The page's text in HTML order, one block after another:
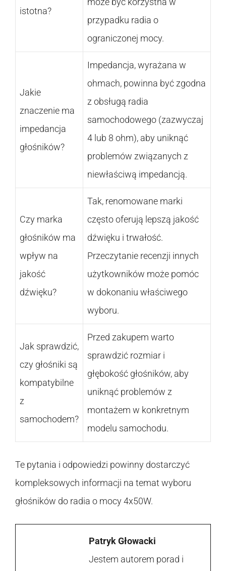
istotna?
przypadku radia o
ograniczonej mocy.
Jakie
znaczenie ma
impedancja
głośników?
Impedancja, wyrażana w
ohmach, powinna być zgodna
z obsługą radia
samochodowego (zazwyczaj
4 lub 8 ohm), aby uniknąć
problemów związanych z
niewłaściwą impedancją.
Czy marka
głośników ma
wpływ na
jakość
dźwięku?
Tak, renomowane marki
często oferują lepszą jakość
dźwięku i trwałość.
Przeczytanie recenzji innych
użytkowników może pomóc
w dokonaniu właściwego
wyboru.
Jak sprawdzić,
czy głośniki są
kompatybilne
z
samochodem?
Przed zakupem warto
sprawdzić rozmiar i
głębokość głośników, aby
uniknąć problemów z
montażem w konkretnym
modelu samochodu.
Te pytania i odpowiedzi powinny dostarczyć
kompleksowych informacji na temat wyboru
głośników do radia o mocy 4x50W.
Patryk Głowacki
Jestem autorem porad i